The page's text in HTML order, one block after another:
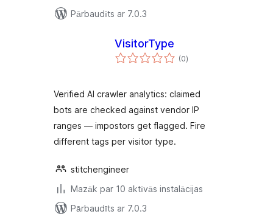
Pārbaudīts ar 7.0.3
VisitorType
(0vērtējumu
kopsumma
)
Verified AI crawler analytics: claimed
bots are checked against vendor IP
ranges — impostors get flagged. Fire
different tags per visitor type.
stitchengineer
Mazāk par 10 aktīvās instalācijas
Pārbaudīts ar 7.0.3